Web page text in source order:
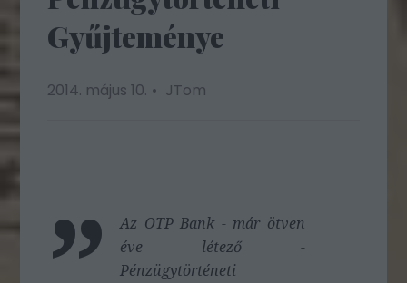
Gyűjteménye
2014. május 10. JTom
Az OTP Bank - már ötven
éve létező -
Pénzügytörténeti